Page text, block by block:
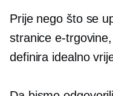
Prije nego što se
stranice e-
definira idealno